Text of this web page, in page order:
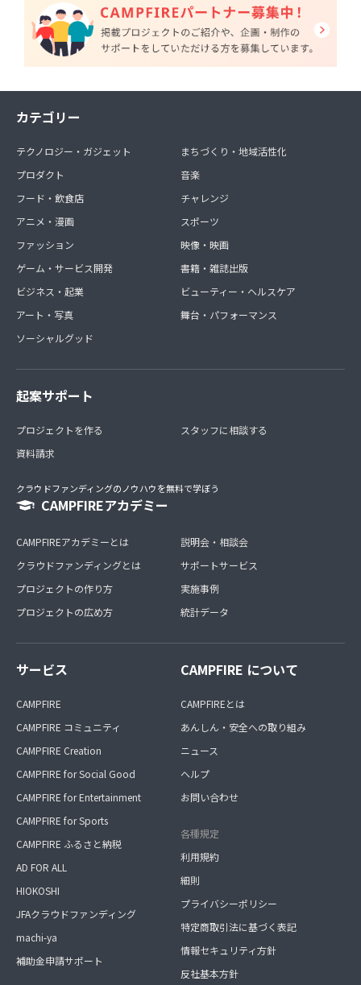
カテゴリー
テクノロジー・ガジェット
プロダクト
フード・飲食店
アニメ・漫画
ファッション
ゲーム・サービス開発
ビジネス・起業
アート・写真
ソーシャルグッド
まちづくり・地域活性化
音楽
チャレンジ
スポーツ
映像・映画
書籍・雑誌出版
ビューティー・ヘルスケア
舞台・パフォーマンス
起案サポート
プロジェクトを作る
資料請求
スタッフに相談する
クラウドファンディングのノウハウを無料で学ぼう
CAMPFIREアカデミー
CAMPFIREアカデミーとは
クラウドファンディングとは
プロジェクトの作り方
プロジェクトの広め方
説明会・相談会
サポートサービス
実施事例
統計データ
サービス
CAMPFIRE
CAMPFIRE コミュニティ
CAMPFIRE Creation
CAMPFIRE for Social Good
CAMPFIRE for Entertainment
CAMPFIRE for Sports
CAMPFIRE ふるさと納税
AD FOR ALL
HIOKOSHI
JFAクラウドファンディング
machi-ya
補助金申請サポート
CAMPFIRE について
CAMPFIREとは
あんしん・安全への取り組み
ニュース
ヘルプ
お問い合わせ
各種規定
利用規約
細則
プライバシーポリシー
特定商取引法に基づく表記
情報セキュリティ方針
反社基本方針